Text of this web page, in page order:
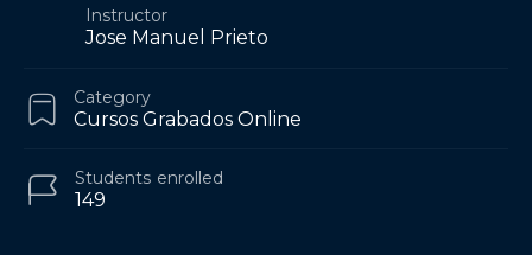
Instructor
Jose Manuel Prieto
Category
Cursos Grabados Online
149
Students enrolled